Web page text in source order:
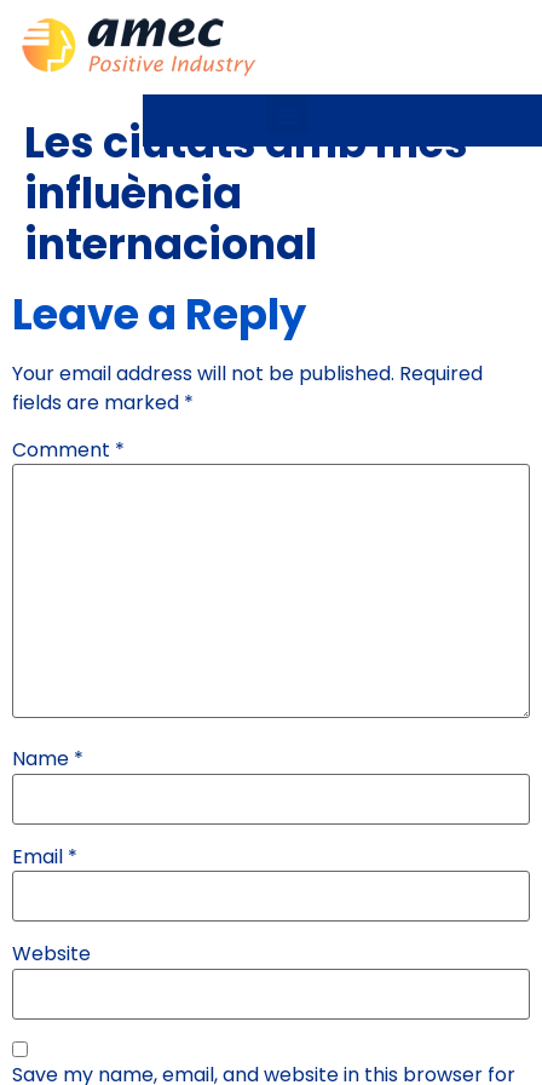
Les ciutats amb més
influència
internacional
Leave a Reply
Your email address will not be published. Required
fields are marked *
Comment *
Name *
Email *
Website
Save my name, email, and website in this browser for